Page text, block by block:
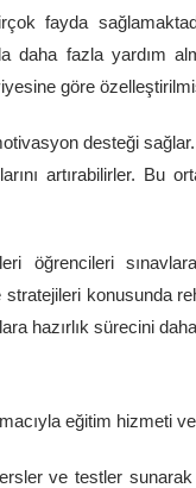
fayda
daha fazla yardım
göre
desteği
artırabilirler. Bu
öğrencileri
konusunda
hazırlık sürecini
eğitim hizmeti
ve testler sunarak